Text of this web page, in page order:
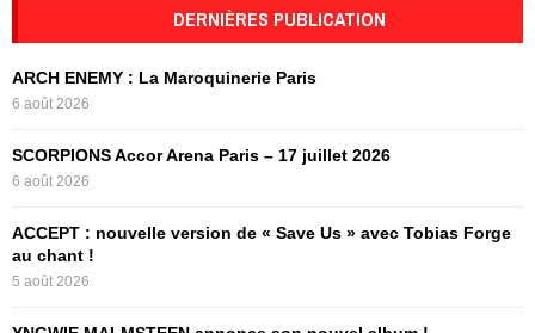
h
o
r
DERNIÈRES PUBLICATION
ARCH ENEMY : La Maroquinerie Paris
6 août 2026
SCORPIONS Accor Arena Paris – 17 juillet 2026
6 août 2026
ACCEPT : nouvelle version de « Save Us » avec Tobias Forge
au chant !
5 août 2026